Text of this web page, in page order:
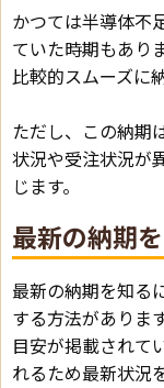
かつては半導体不
ていた時期もあり
比較的スムーズに
ただし、この納期
状況や受注状況が
じます。
最新の納期
最新の納期を知る
する方法がありま
目安が掲載されて
れるため最新状況